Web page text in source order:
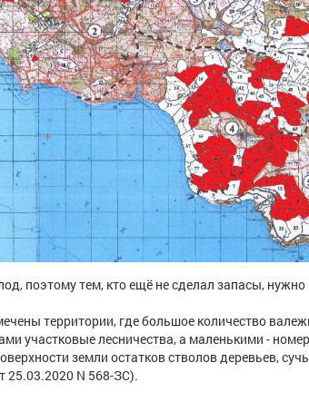
поэтому тем, кто ещё не сделал запасы,
территории, где большое количество
участковые лесничества, а маленькими -
земли остатков стволов деревьев,
25.03.2020 N 568-ЗС).